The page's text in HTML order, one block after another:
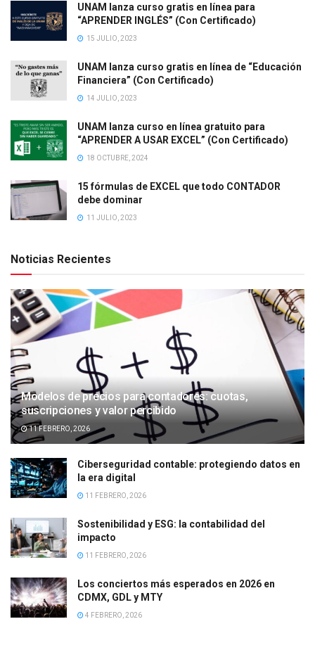
UNAM lanza curso gratis en línea para
“APRENDER INGLÉS” (Con Certificado)
15 JULIO, 2023
UNAM lanza curso gratis en línea de “Educación
Financiera” (Con Certificado)
14 JULIO, 2023
UNAM lanza curso en línea gratuito para
“APRENDER A USAR EXCEL” (Con Certificado)
18 OCTUBRE, 2024
15 fórmulas de EXCEL que todo CONTADOR
debe dominar
11 JULIO, 2023
Noticias Recientes
Modelos de precios para contadores: cuotas,
suscripciones y valor percibido
11 FEBRERO, 2026
Ciberseguridad contable: protegiendo datos en
la era digital
11 FEBRERO, 2026
Sostenibilidad y ESG: la contabilidad del
impacto
11 FEBRERO, 2026
Los conciertos más esperados en 2026 en
CDMX, GDL y MTY
4 FEBRERO, 2026